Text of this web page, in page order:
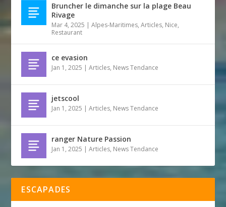
Bruncher le dimanche sur la plage Beau
Rivage
Mar 4, 2025 |Alpes-Maritimes,Articles, Nice,
Restaurant
ce evasion
Jan 1, 2025 |Articles, News Tendance
jetscool
Jan 1, 2025 |Articles, News Tendance
ranger Nature Passion
Jan 1, 2025 |Articles, News Tendance
ESCAPADES